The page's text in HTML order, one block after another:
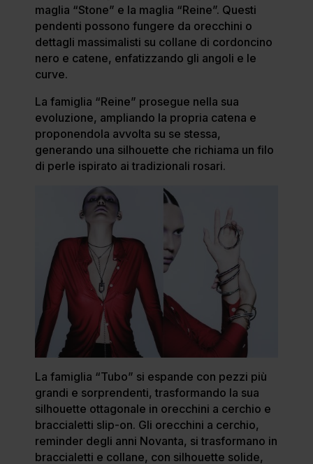
maglia “Stone” e la maglia “Reine”. Questi
pendenti possono fungere da orecchini o
dettagli massimalisti su collane di cordoncino
nero e catene, enfatizzando gli angoli e le
curve.
La famiglia “Reine” prosegue nella sua
evoluzione, ampliando la propria catena e
proponendola avvolta su se stessa,
generando una silhouette che richiama un filo
di perle ispirato ai tradizionali rosari.
La famiglia “Tubo” si espande con pezzi più
grandi e sorprendenti, trasformando la sua
silhouette ottagonale in orecchini a cerchio e
braccialetti slip-on. Gli orecchini a cerchio,
reminder degli anni Novanta, si trasformano in
braccialetti e collane, con silhouette solide,